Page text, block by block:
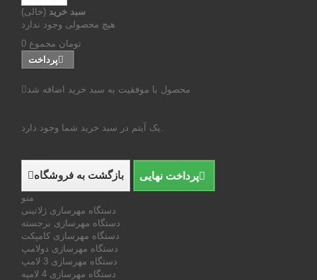
سبد خرید (خالی)
هیچ محصولی وجود ندارد
0 تومان مجموع
پرداخت
محصول با موفقیت به سبد خرید اضافه شد
یک آیتم در سبد خرید شما وجود دارد.
بازگشت به فروشگاه پرداخت نهایی
منو
دستگاه مهرسازی ژلاتینی
دستگاه مهرسازی برجسته
دستگاه مهرسازی کامپکت
دستگاه مهرسازی دولامپ
دستگاه مهرسازی 3 لامپ
دستگاه مهرسازی 4 لامپه